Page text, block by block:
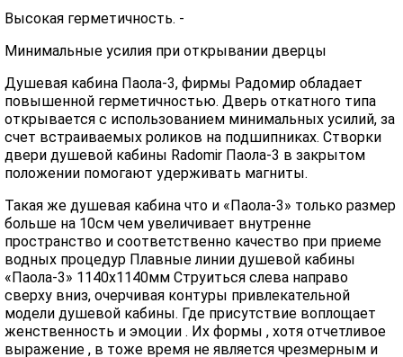
Высокая герметичность. -
Минимальные усилия при открывании дверцы
Душевая кабина Паола-3, фирмы Радомир обладает
повышенной герметичностью. Дверь откатного типа
открывается с использованием минимальных усилий, за
счет встраиваемых роликов на подшипниках. Створки
двери душевой кабины Radomir Паола-3 в закрытом
положении помогают удерживать магниты.
Такая же душевая кабина что и «Паола-3» только размер
больше на 10см чем увеличивает внутренне
пространство и соответственно качество при приеме
водных процедур Плавные линии душевой кабины
«Паола-3» 1140х1140мм Струиться слева направо
сверху вниз, очерчивая контуры привлекательной
модели душевой кабины. Где присутствие воплощает
женственность и эмоции . Их формы , хотя отчетливое
выражение , в тоже время не является чрезмерным и